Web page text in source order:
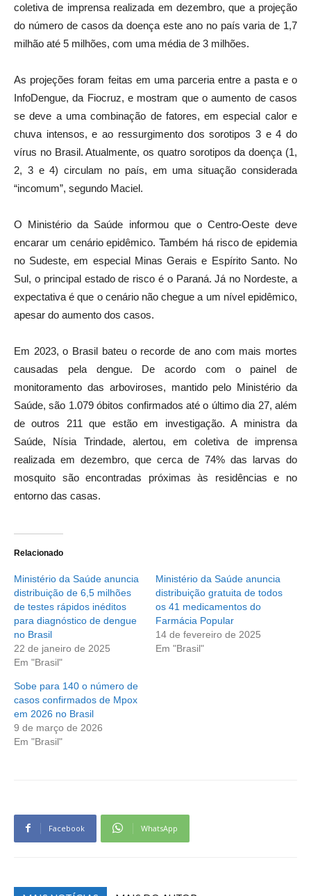
coletiva de imprensa realizada em dezembro, que a projeção
do número de casos da doença este ano no país varia de 1,7
milhão até 5 milhões, com uma média de 3 milhões.
As projeções foram feitas em uma parceria entre a pasta e o
InfoDengue, da Fiocruz, e mostram que o aumento de casos
se deve a uma combinação de fatores, em especial calor e
chuva intensos, e ao ressurgimento dos sorotipos 3 e 4 do
vírus no Brasil. Atualmente, os quatro sorotipos da doença (1,
2, 3 e 4) circulam no país, em uma situação considerada
“incomum”, segundo Maciel.
O Ministério da Saúde informou que o Centro-Oeste deve
encarar um cenário epidêmico. Também há risco de epidemia
no Sudeste, em especial Minas Gerais e Espírito Santo. No
Sul, o principal estado de risco é o Paraná. Já no Nordeste, a
expectativa é que o cenário não chegue a um nível epidêmico,
apesar do aumento dos casos.
Em 2023, o Brasil bateu o recorde de ano com mais mortes
causadas pela dengue. De acordo com o painel de
monitoramento das arboviroses, mantido pelo Ministério da
Saúde, são 1.079 óbitos confirmados até o último dia 27, além
de outros 211 que estão em investigação. A ministra da
Saúde, Nísia Trindade, alertou, em coletiva de imprensa
realizada em dezembro, que cerca de 74% das larvas do
mosquito são encontradas próximas às residências e no
entorno das casas.
Relacionado
Ministério da Saúde anuncia
distribuição de 6,5 milhões
de testes rápidos inéditos
para diagnóstico de dengue
no Brasil
22 de janeiro de 2025
Em "Brasil"
Ministério da Saúde anuncia
distribuição gratuita de todos
os 41 medicamentos do
Farmácia Popular
14 de fevereiro de 2025
Em "Brasil"
Sobe para 140 o número de
casos confirmados de Mpox
em 2026 no Brasil
9 de março de 2026
Em "Brasil"
Facebook WhatsApp